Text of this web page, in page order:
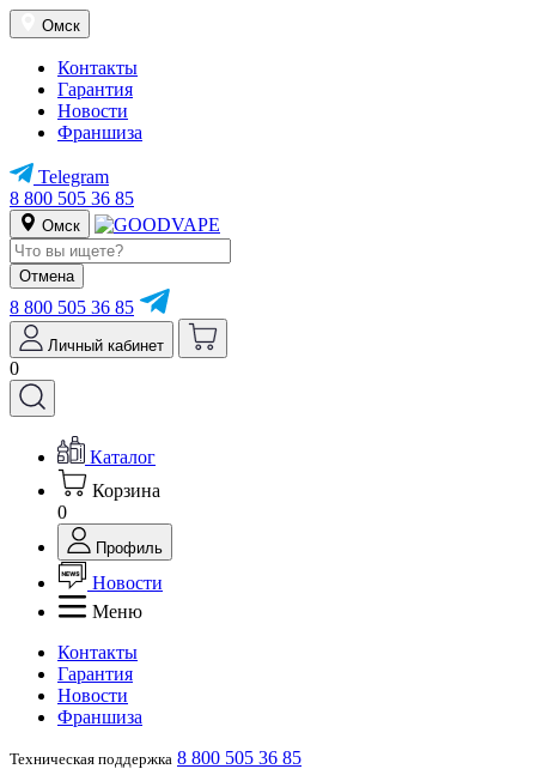
Омск
Контакты
Гарантия
Новости
Франшиза
Telegram
8 800 505 36 85
Омск
Отмена
8 800 505 36 85
Личный кабинет
0
Каталог
Корзина
0
Профиль
Новости
Меню
Контакты
Гарантия
Новости
Франшиза
Техническая поддержка 8 800 505 36 85